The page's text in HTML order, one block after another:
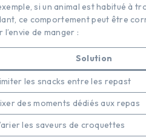
si un animal est habitué à
ce comportement peut être
de manger :
Solution
les snacks entre les repast
des moments dédiés aux repas
les saveurs de croquettes